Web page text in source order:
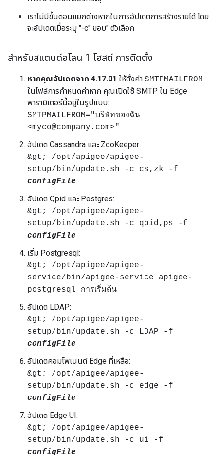
เราไม่มีขั้นตอนแยกต่างหากในการอัปเดตการสร้างรายได้ โดย
จะอัปเดตเมื่อระบุ "-c" ขอบ" ตัวเลือก
สำหรับสแตนด์อโลน 1 โฮสต์ การติดตั้ง
หากคุณอัปเดตจาก 4.17.01 ให้ตั้งค่า SMTPMAILFROM
ในไฟล์การกำหนดค่าหาก คุณเปิดใช้ SMTP ใน Edge
พารามิเตอร์นี้อยู่ในรูปแบบ:
SMTPMAILFROM="บริษัทของฉัน
<myco@company.com>"
อัปเดต Cassandra และ ZooKeeper:
&gt; /opt/apigee/apigee-
setup/bin/update.sh -c cs,zk -f
configFile
อัปเดต Qpid และ Postgres:
&gt; /opt/apigee/apigee-
setup/bin/update.sh -c qpid,ps -f
configFile
เริ่ม Postgresql:
&gt; /opt/apigee/apigee-
service/bin/apigee-service apigee-
postgresql การเริ่มต้น
อัปเดต LDAP:
&gt; /opt/apigee/apigee-
setup/bin/update.sh -c LDAP -f
configFile
อัปเดตคอมโพเนนต์ Edge ที่เหลือ:
&gt; /opt/apigee/apigee-
setup/bin/update.sh -c edge -f
configFile
อัปเดต Edge UI:
&gt; /opt/apigee/apigee-
setup/bin/update.sh -c ui -f
configFile